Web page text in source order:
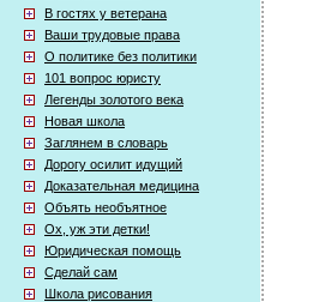
В гостях у ветерана
Ваши трудовые права
О политике без политики
101 вопрос юристу
Легенды золотого века
Новая школа
Заглянем в словарь
Дорогу осилит идущий
Доказательная медицина
Объять необъятное
Ох, уж эти детки!
Юридическая помощь
Сделай сам
Школа рисования